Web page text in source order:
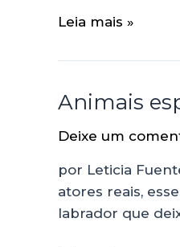
Leia mais »
Animais
Deixe um
por Leticia
atores reais,
labrador que